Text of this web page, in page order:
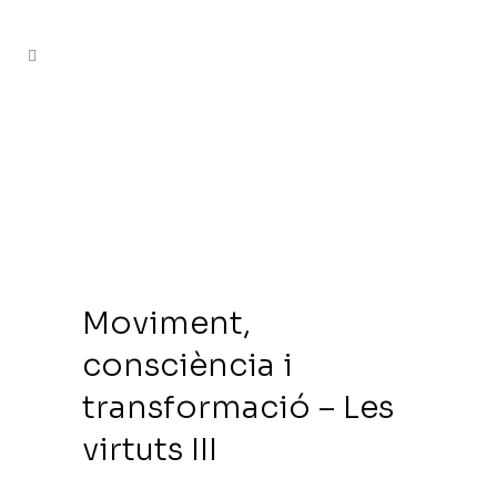
Moviment,
consciència i
transformació – Les
virtuts III